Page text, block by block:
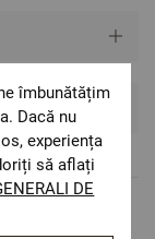
îmbunătățim
Dacă nu
experiența
să aflați
DE